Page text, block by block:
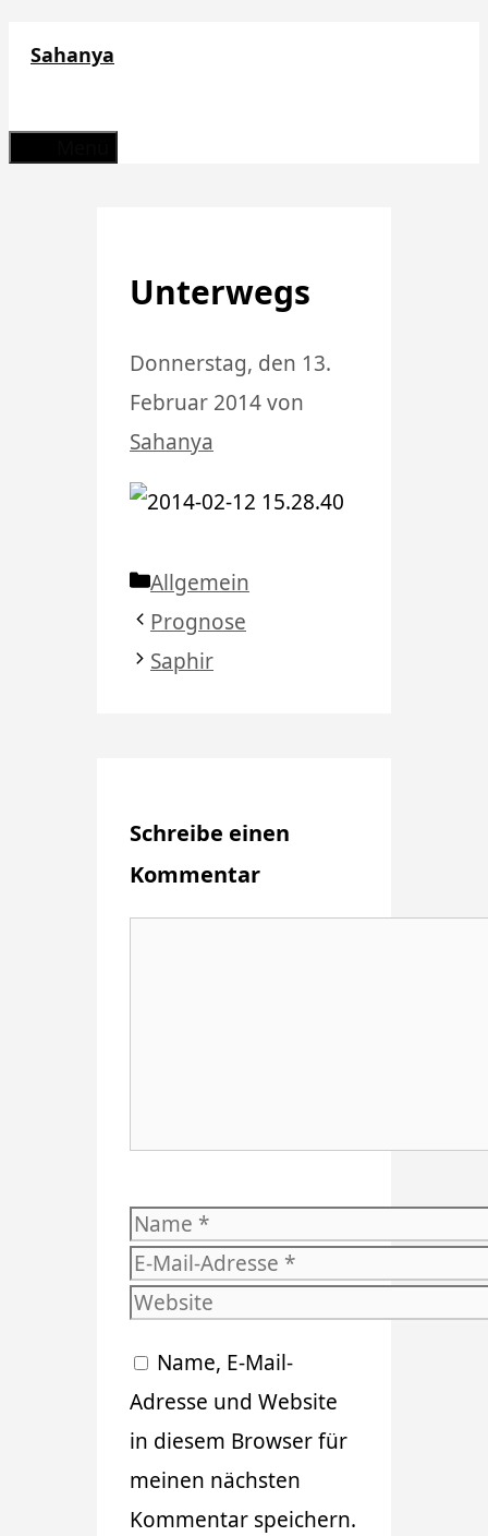
Sahanya
Unterwegs
Donnerstag, den 13.
Februar 2014von
Sahanya
Kategorien
Allgemein
Prognose
Saphir
Schreibe einen
Kommentar
Name
E-
Mail-
Website
Name, E-Mail-
Adresse und Website
in diesem Browser für
meinen nächsten
Kommentar speichern.